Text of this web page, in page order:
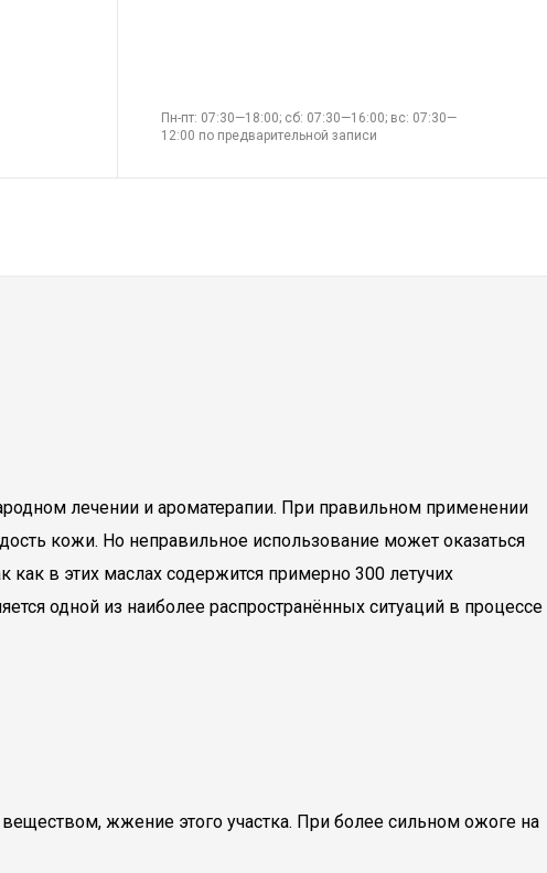
Пн-пт: 07:30—18:00; сб: 07:30—16:00; вс: 07:30—
12:00 по предварительной записи
лечении и ароматерапии. При правильном применении
кожи. Но неправильное использование может оказаться
в этих маслах содержится примерно 300 летучих
одной из наиболее распространённых ситуаций в процессе
жжение этого участка. При более сильном ожоге на